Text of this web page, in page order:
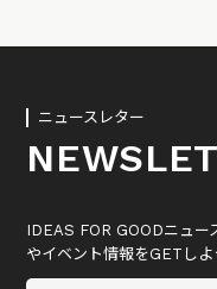
ニュースレター
IDEAS FOR GOODニュー
やイベント情報をGETしよ